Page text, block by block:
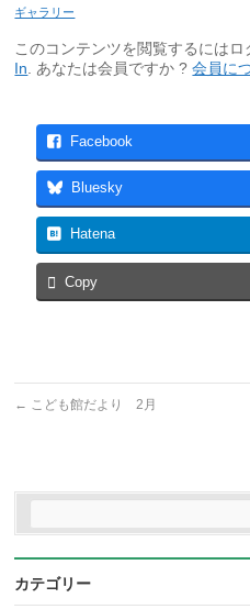
ギャラリー
このコンテンツを閲覧するには
In . あなたは会員ですか ?会員に
Facebook
Bluesky
Hatena
Copy
← こども館だより 2月
カテゴリー